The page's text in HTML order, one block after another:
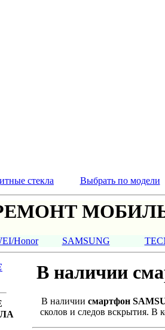
стекла Выбрать по модели
Honor SAMSUNG
В наличии
В наличии смартфон
сколов и следов вскрытия. В